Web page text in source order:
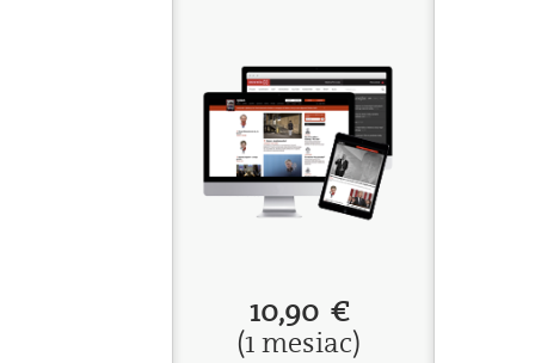
10,90 €
(1 mesiac)